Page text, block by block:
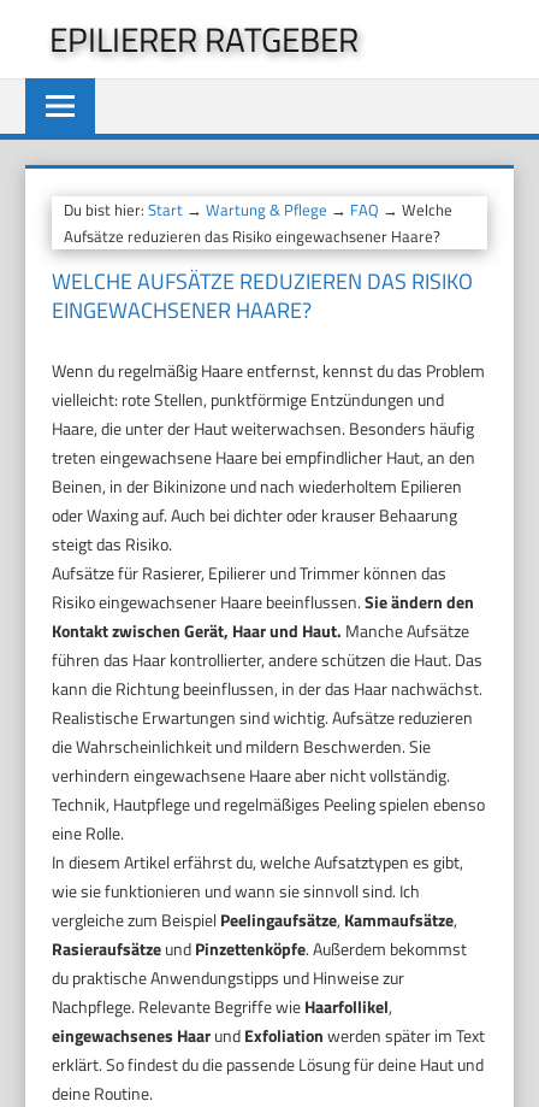
springen
EPILIERER RATGEBER
Du bist hier:Start →Wartung & Pflege → FAQ → Welche
Aufsätze reduzieren das Risiko eingewachsener Haare?
WELCHE AUFSÄTZE REDUZIEREN DAS RISIKO
EINGEWACHSENER HAARE?
Wenn du regelmäßig Haare entfernst, kennst du das Problem
vielleicht: rote Stellen, punktförmige Entzündungen und
Haare, die unter der Haut weiterwachsen. Besonders häufig
treten eingewachsene Haare bei empfindlicher Haut, an den
Beinen, in der Bikinizone und nach wiederholtem Epilieren
oder Waxing auf. Auch bei dichter oder krauser Behaarung
steigt das Risiko.
Aufsätze für Rasierer, Epilierer und Trimmer können das
Risiko eingewachsener Haare beeinflussen.Sie ändern den
Kontakt zwischen Gerät, Haar und Haut. Manche Aufsätze
führen das Haar kontrollierter, andere schützen die Haut. Das
kann die Richtung beeinflussen, in der das Haar nachwächst.
Realistische Erwartungen sind wichtig. Aufsätze reduzieren
die Wahrscheinlichkeit und mildern Beschwerden. Sie
verhindern eingewachsene Haare aber nicht vollständig.
Technik, Hautpflege und regelmäßiges Peeling spielen ebenso
eine Rolle.
In diesem Artikel erfährst du, welche Aufsatztypen es gibt,
wie sie funktionieren und wann sie sinnvoll sind. Ich
vergleiche zum BeispielPeelingaufsätze, Kammaufsätze,
RasieraufsätzeundPinzettenköpfe. Außerdem bekommst
du praktische Anwendungstipps und Hinweise zur
Nachpflege. Relevante Begriffe wieHaarfollikel,
eingewachsenes HaarundExfoliationwerden später im Text
erklärt. So findest du die passende Lösung für deine Haut und
deine Routine.